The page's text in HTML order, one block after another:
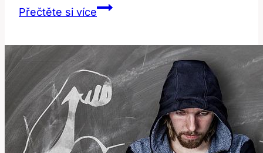
Přečtěte si víceOh
tento
anglický
výraz
znamená?